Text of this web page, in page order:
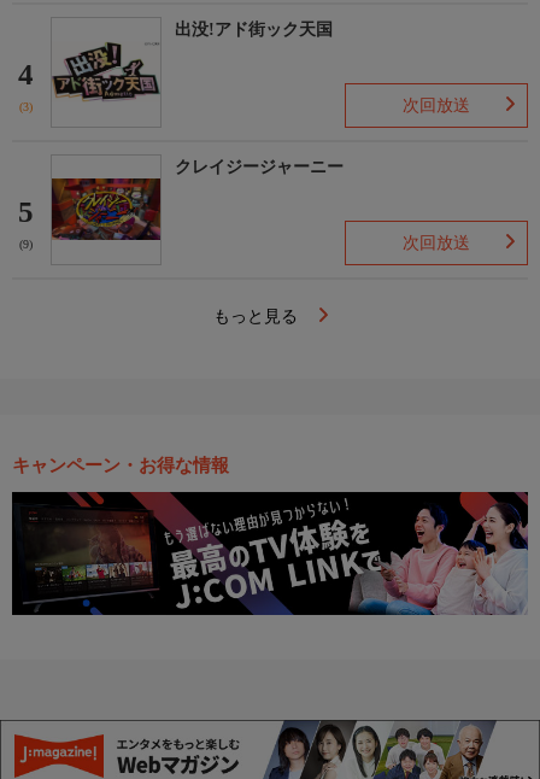
4
(3)
出没!アド街ック天国
次回放送
5
(9)
クレイジージャーニー
次回放送
もっと見る
キャンペーン・お得な情報